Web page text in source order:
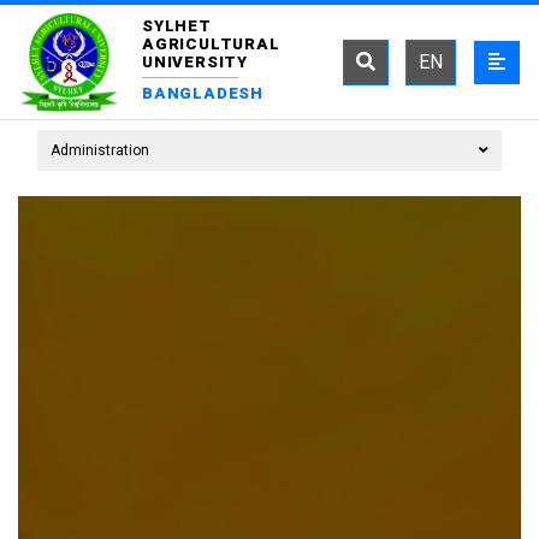
SYLHET
AGRICULTURAL
UNIVERSITY
BANGLADESH
EN
Administration